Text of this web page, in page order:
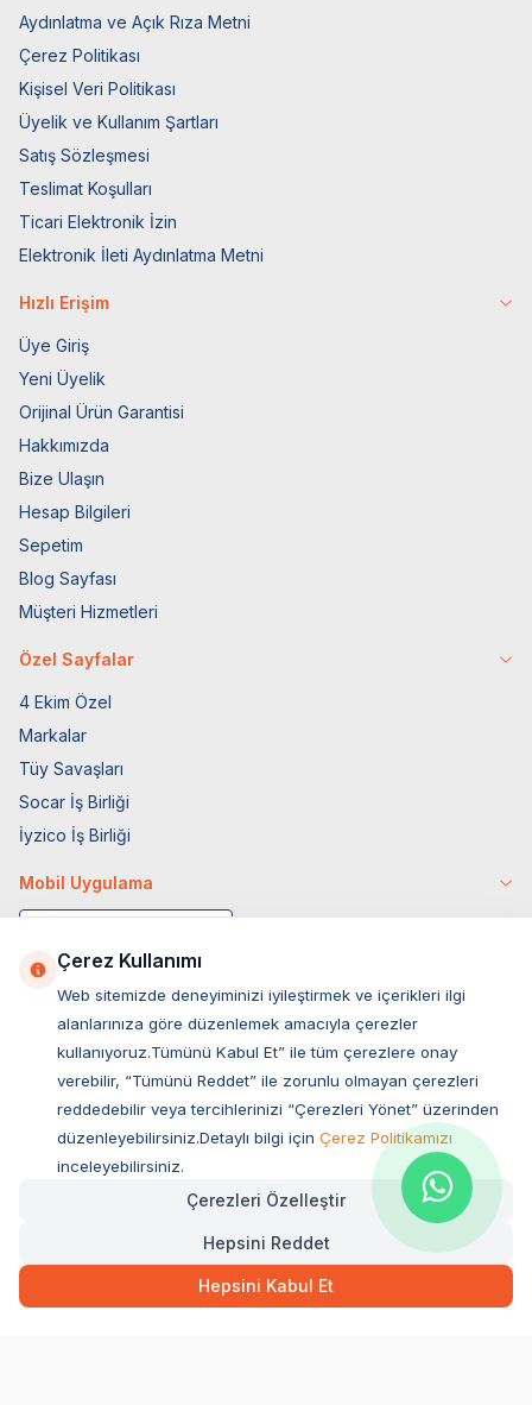
Aydınlatma ve Açık Rıza Metni
Çerez Politikası
Kişisel Veri Politikası
Üyelik ve Kullanım Şartları
Satış Sözleşmesi
Teslimat Koşulları
Ticari Elektronik İzin
Elektronik İleti Aydınlatma Metni
Hızlı Erişim
Üye Giriş
Yeni Üyelik
Orijinal Ürün Garantisi
Hakkımızda
Bize Ulaşın
Hesap Bilgileri
Sepetim
Blog Sayfası
Müşteri Hizmetleri
Özel Sayfalar
4 Ekim Özel
Markalar
Tüy Savaşları
Socar İş Birliği
İyzico İş Birliği
Mobil Uygulama
Müşteri Hizmetleri
Sıkça Sorulan Sorular
Ovacık Mah. Hacıoğlu Sok. No:13 Başiskele / KOCAELİ
Müşteri Destek Hattı
Çerez Kullanımı
Web sitemizde deneyiminizi iyileştirmek ve içerikleri ilgi
alanlarınıza göre düzenlemek amacıyla çerezler
kullanıyoruz.Tümünü Kabul Et” ile tüm çerezlere onay
verebilir, “Tümünü Reddet” ile zorunlu olmayan çerezleri
reddedebilir veya tercihlerinizi “Çerezleri Yönet” üzerinden
düzenleyebilirsiniz.Detaylı bilgi için Çerez Politikamızı
inceleyebilirsiniz.
Çerezleri Özelleştir
Hepsini Reddet
Hepsini Kabul Et